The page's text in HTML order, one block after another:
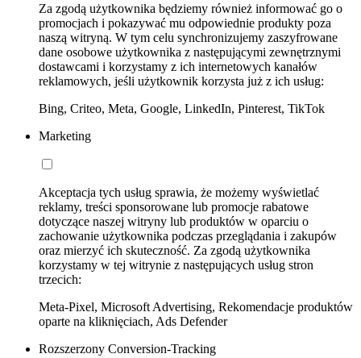
Za zgodą użytkownika będziemy również informować go o
promocjach i pokazywać mu odpowiednie produkty poza
naszą witryną. W tym celu synchronizujemy zaszyfrowane
dane osobowe użytkownika z następującymi zewnętrznymi
dostawcami i korzystamy z ich internetowych kanałów
reklamowych, jeśli użytkownik korzysta już z ich usług:
Bing, Criteo, Meta, Google, LinkedIn, Pinterest, TikTok
Marketing
Akceptacja tych usług sprawia, że możemy wyświetlać
reklamy, treści sponsorowane lub promocje rabatowe
dotyczące naszej witryny lub produktów w oparciu o
zachowanie użytkownika podczas przeglądania i zakupów
oraz mierzyć ich skuteczność. Za zgodą użytkownika
korzystamy w tej witrynie z następujących usług stron
trzecich:
Meta-Pixel, Microsoft Advertising, Rekomendacje produktów
oparte na kliknięciach, Ads Defender
Rozszerzony Conversion-Tracking